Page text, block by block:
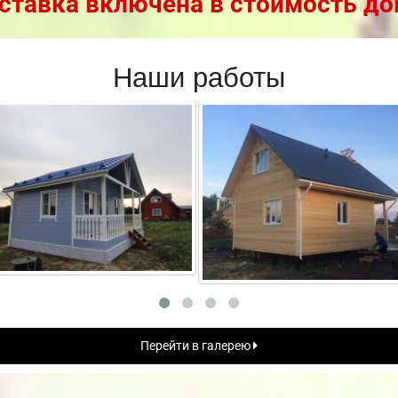
Наши работы
Перейти в галерею